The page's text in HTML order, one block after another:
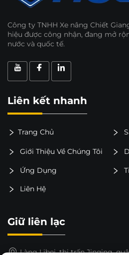
Công ty TNHH Xe nâng Chiết
hiệu được công nhận, đang mở
nước và quốc tế.
Liên kết nhanh
Trang Chủ
Giới Thiệu Về Chúng Tôi
Ứng Dụng
Liên Hệ
Giữ liên lạc
Làng Libei, thị trấn Jinqing,